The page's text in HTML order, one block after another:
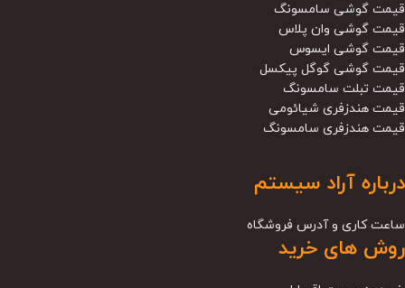
قیمت گوشی سامسونگ
قیمت گوشی وان پلاس
قیمت گوشی ایسوس
قیمت گوشی گوگل پیکسل
قیمت تبلت سامسونگ
قیمت هندزفری شیائومی
قیمت هندزفری سامسونگ
درباره آراد سیستم
ساعت کاری و آدرس فروشگاه
روش های خرید